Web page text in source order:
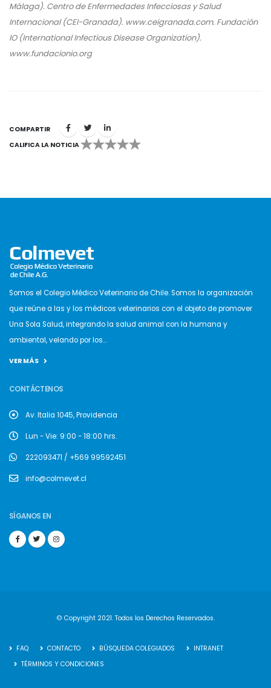
Málaga). Centro de Enfermedades Infecciosas y Salud
Internacional (CEI-Granada). www.ceigranada.com. Fundación
IO (International Infectious Disease Organization).
www.fundacionio.org
COMPARTIR
CALIFICA LA NOTICIA
1 2 3 4 5
Somos el Colegio Médico Veterinario de Chile. Somos la organización
que reúne a las y los médicos veterinarios con el objeto de promover
Una Sola Salud, integrando la salud animal con la humana y
ambiental, velando por los...
VER MÁS
CONTÁCTENOS
Av. Italia 1045, Providencia
Lun - Vie: 9:00 - 18:00 hrs.
222093471 / +569 99592451
info@colmevet.cl
SÍGANOS EN
© Copyright 2021. Todos los Derechos Reservados.
FAQ CONTACTO BÚSQUEDA COLEGIADOS
INTRANET
TÉRMINOS Y CONDICIONES